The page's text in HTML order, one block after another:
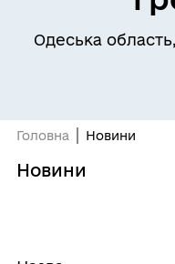
Одеська
Головна Новини
Новини